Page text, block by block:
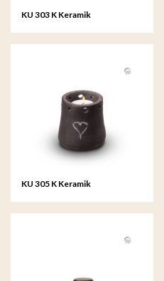
KU 303 K Keramik
KU 305 K Keramik